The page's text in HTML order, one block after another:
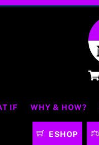
IF WHY & HOW?
ESHOP